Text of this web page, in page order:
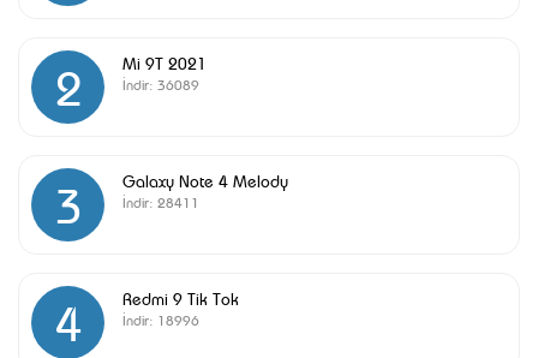
2 Mi 9T 2021
İndir: 36089
3 Galaxy Note 4 Melody
İndir: 28411
4 Redmi 9 Tik Tok
İndir: 18996